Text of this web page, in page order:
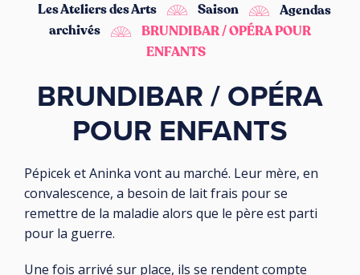
Les Ateliers des Arts Saison
Agendas
archivés
BRUNDIBAR / OPÉRA POUR
ENFANTS
BRUNDIBAR / OPÉRA
POUR ENFANTS
Pépicek et Aninka vont au marché. Leur mère, en
convalescence, a besoin de lait frais pour se
remettre de la maladie alors que le père est parti
pour la guerre.
Une fois arrivé sur place, ils se rendent compte